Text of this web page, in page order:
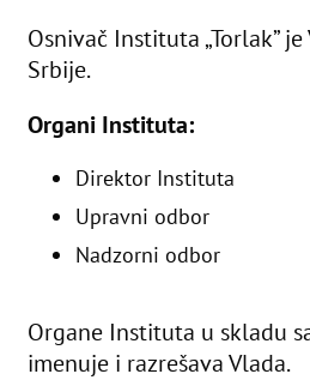
Osnivač Instituta „Torlak”
Srbije.
Organi Instituta:
Direktor Instituta
Upravni odbor
Nadzorni odbor
Organe Instituta u skladu
imenuje i razrešava Vlada.